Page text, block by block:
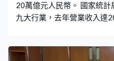
20萬億元人民幣。 國家統
九大行業，去年營業收入達
二，整個文化產業資產總計